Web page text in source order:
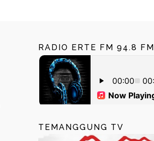
RADIO ERTE FM 94.8 FM
TEMANGGUNG TV